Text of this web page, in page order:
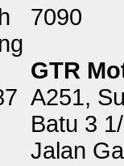
7090
GTR
A251,
Batu 3
Jalan